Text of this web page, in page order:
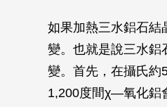
如果加熱三水鋁石結
變。也就是說三水鋁
變。首先，在攝氏約
1,200度間χ—氧化鋁